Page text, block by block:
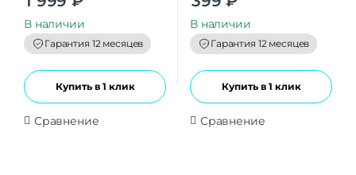
t
o
f
5
В наличии
Гарантия 12 месяцев
Купить в 1 клик
Сравнение
t
o
f
5
В наличии
Гарантия 12 месяцев
Купить в 1 клик
Сравнение